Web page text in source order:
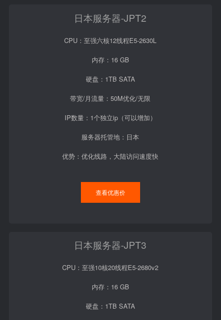
日本服务器-JPT2
CPU：至强六核12线程E5-2630L
内存：16 GB
硬盘：1TB SATA
带宽/月流量：50M优化/无限
IP数量：1个独立ip（可以增加）
服务器托管地：日本
优势：优化线路，大陆访问速度快
查看优惠价
日本服务器-JPT3
CPU：至强10核20线程E5-2680v2
内存：16 GB
硬盘：1TB SATA